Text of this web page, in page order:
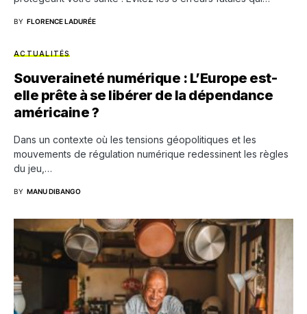
BY FLORENCE LADURÉE
ACTUALITÉS
Souveraineté numérique : L’Europe est-
elle prête à se libérer de la dépendance
américaine ?
Dans un contexte où les tensions géopolitiques et les
mouvements de régulation numérique redessinent les règles
du jeu,…
BY MANU DIBANGO